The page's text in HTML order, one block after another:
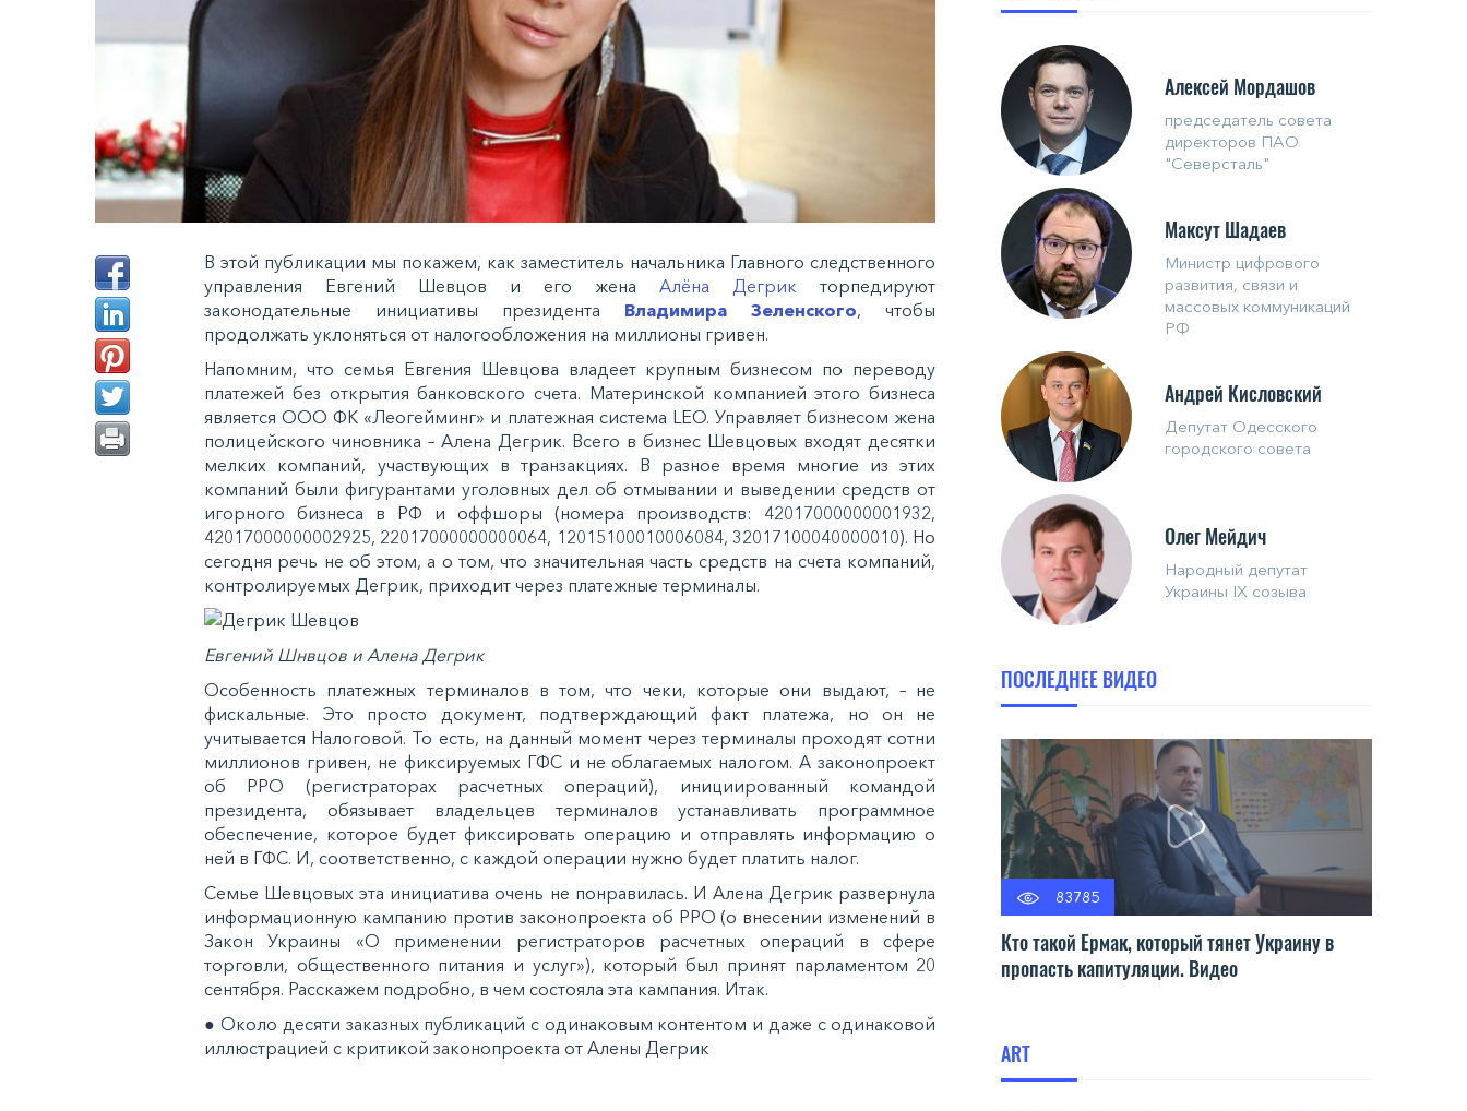
В этой публикации мы покажем, как заместитель начальника Главного следственного
управления Евгений Шевцов и его женаАлёна Дегрик торпедируют
законодательные инициативы президента Владимира Зеленского, чтобы
продолжать уклоняться от налогообложения на миллионы гривен.
Напомним, что семья Евгения Шевцова владеет крупным бизнесом по переводу
платежей без открытия банковского счета. Материнской компанией этого бизнеса
является ООО ФК «Леогейминг» и платежная система LEO. Управляет бизнесом жена
полицейского чиновника – Алена Дегрик. Всего в бизнес Шевцовых входят десятки
мелких компаний, участвующих в транзакциях. В разное время многие из этих
компаний были фигурантами уголовных дел об отмывании и выведении средств от
игорного бизнеса в РФ и оффшоры (номера производств: 42017000000001932,
42017000000002925, 22017000000000064, 12015100010006084, 32017100040000010). Но
сегодня речь не об этом, а о том, что значительная часть средств на счета компаний,
контролируемых Дегрик, приходит через платежные терминалы.
Евгений Шнвцов и Алена Дегрик
Особенность платежных терминалов в том, что чеки, которые они выдают, – не
фискальные. Это просто документ, подтверждающий факт платежа, но он не
учитывается Налоговой. То есть, на данный момент через терминалы проходят сотни
миллионов гривен, не фиксируемых ГФС и не облагаемых налогом. А законопроект
об РРО (регистраторах расчетных операций), инициированный командой
президента, обязывает владельцев терминалов устанавливать программное
обеспечение, которое будет фиксировать операцию и отправлять информацию о
ней в ГФС. И, соответственно, с каждой операции нужно будет платить налог.
Семье Шевцовых эта инициатива очень не понравилась. И Алена Дегрик развернула
информационную кампанию против законопроекта об РРО (о внесении изменений в
Закон Украины «О применении регистраторов расчетных операций в сфере
торговли, общественного питания и услуг»), который был принят парламентом 20
сентября. Расскажем подробно, в чем состояла эта кампания. Итак.
● Около десяти заказных публикаций с одинаковым контентом и даже с одинаковой
иллюстрацией с критикой законопроекта от Алены Дегрик
Алексей Мордашов
председатель совета
директоров ПАО
"Северсталь"
Максут Шадаев
Министр цифрового
развития, связи и
массовых коммуникаций
РФ
Андрей Кисловский
Депутат Одесского
городского совета
Олег Мейдич
Народный депутат
Украины IX созыва
ПОСЛЕДНЕЕ ВИДЕО
83785
Кто такой Ермак, который тянет Украину в
пропасть капитуляции. Видео
ART